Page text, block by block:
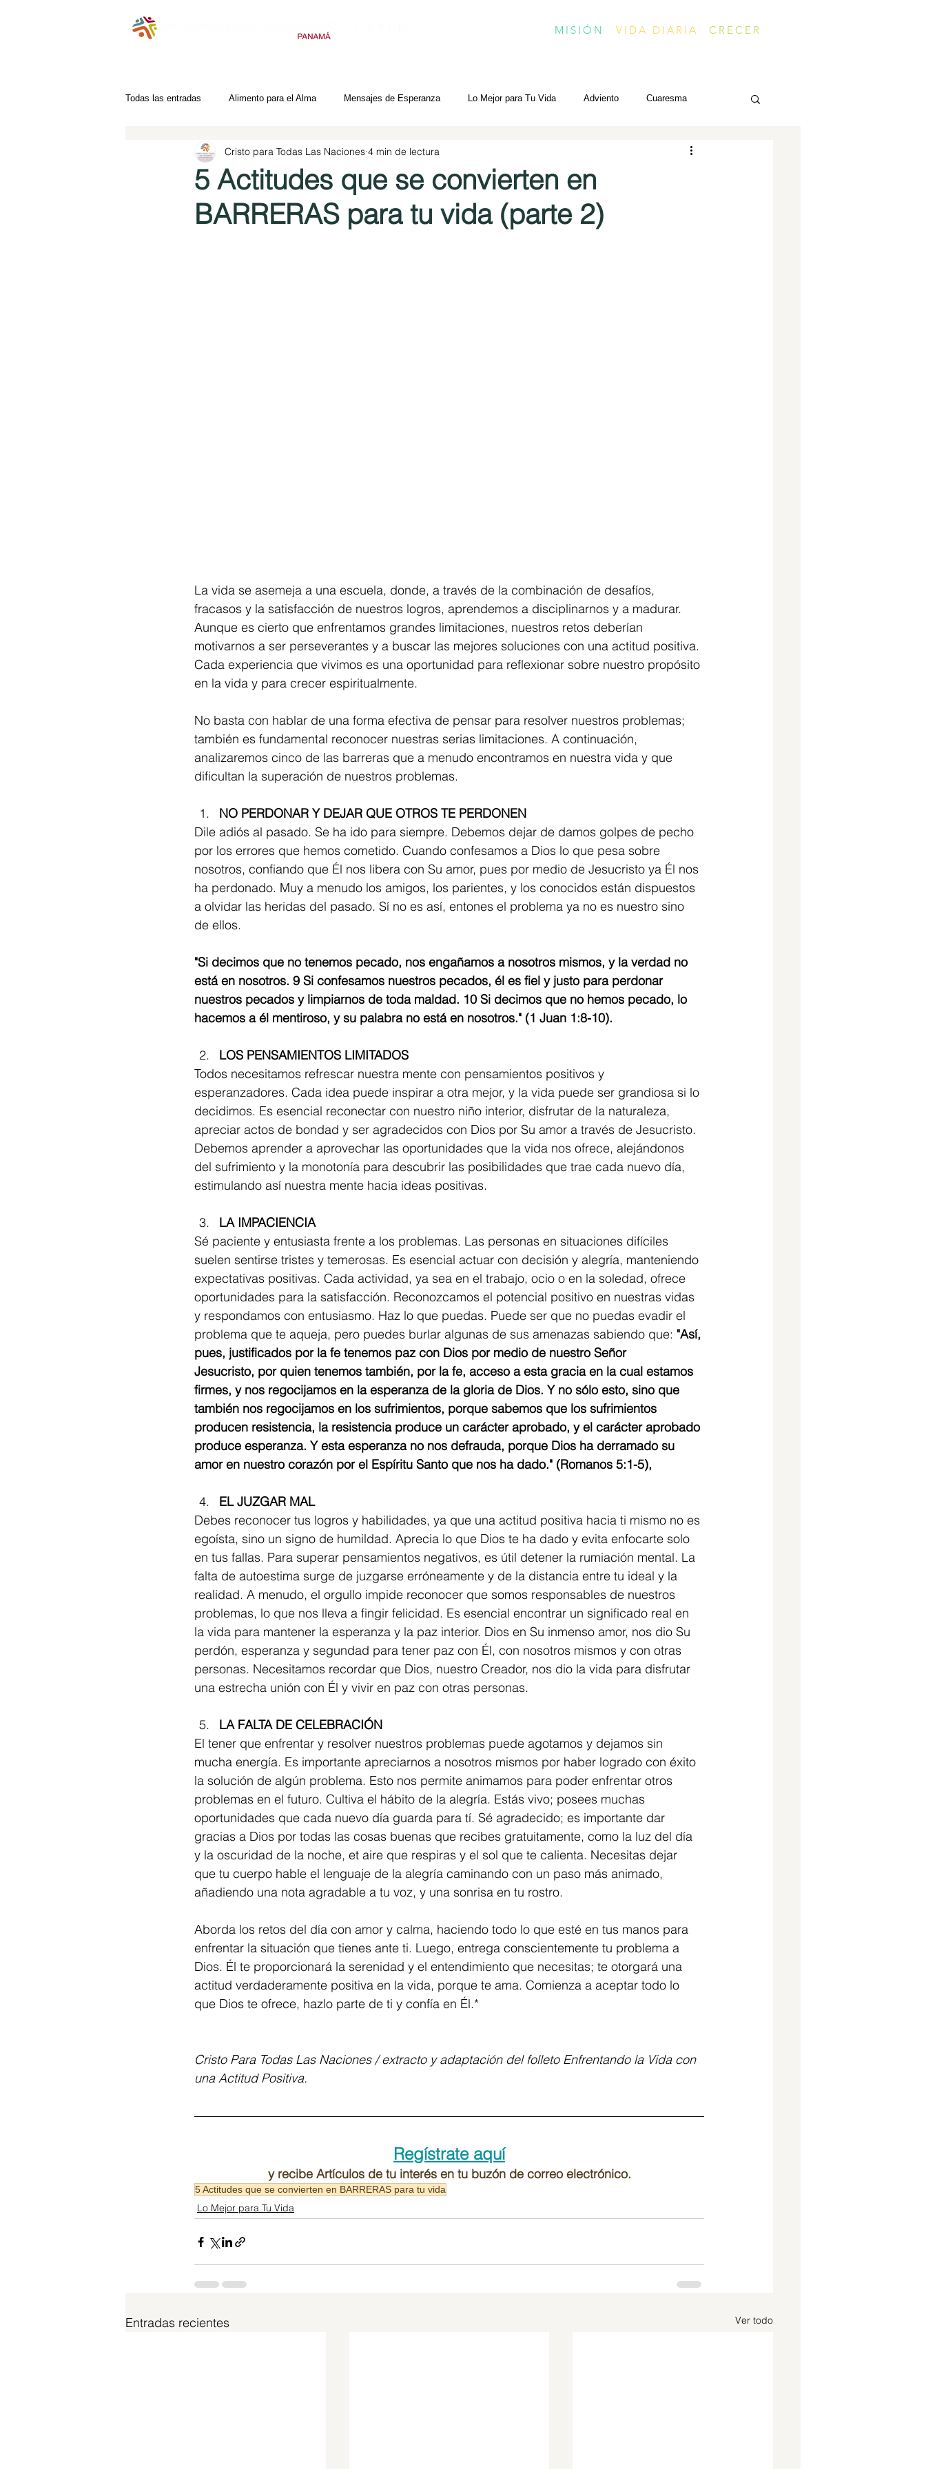
MISIÓN VIDA DIARIA CRECER
Todas las entradas Alimento para el Alma Mensajes de Esperanza Lo Mejor para Tu Vida Adviento Cuaresma
5 Actitudes que se convierten en
BARRERAS para tu vida (parte 2)
Cristo para Todas Las Naciones 4 min de lectura
La vida se asemeja a una escuela, donde, a través de la combinación de desafíos,
fracasos y la satisfacción de nuestros logros, aprendemos a disciplinarnos y a madurar.
Aunque es cierto que enfrentamos grandes limitaciones, nuestros retos deberían
motivarnos a ser perseverantes y a buscar las mejores soluciones con una actitud positiva.
Cada experiencia que vivimos es una oportunidad para reflexionar sobre nuestro propósito
en la vida y para crecer espiritualmente.
No basta con hablar de una forma efectiva de pensar para resolver nuestros problemas;
también es fundamental reconocer nuestras serias limitaciones. A continuación,
analizaremos cinco de las barreras que a menudo encontramos en nuestra vida y que
dificultan la superación de nuestros problemas.
NO PERDONAR Y DEJAR QUE OTROS TE PERDONEN
Dile adiós al pasado. Se ha ido para siempre. Debemos dejar de damos golpes de pecho
por los errores que hemos cometido. Cuando confesamos a Dios lo que pesa sobre
nosotros, confiando que Él nos libera con Su amor, pues por medio de Jesucristo ya Él nos
ha perdonado. Muy a menudo los amigos, los parientes, y los conocidos están dispuestos
a olvidar las heridas del pasado. Sí no es así, entones el problema ya no es nuestro sino
de ellos.
"Si decimos que no tenemos pecado, nos engañamos a nosotros mismos, y la verdad no
está en nosotros. 9 Si confesamos nuestros pecados, él es fiel y justo para perdonar
nuestros pecados y limpiarnos de toda maldad. 10 Si decimos que no hemos pecado, lo
hacemos a él mentiroso, y su palabra no está en nosotros." (1 Juan 1:8-10).
LOS PENSAMIENTOS LIMITADOS
Todos necesitamos refrescar nuestra mente con pensamientos positivos y
esperanzadores. Cada idea puede inspirar a otra mejor, y la vida puede ser grandiosa si lo
decidimos. Es esencial reconectar con nuestro niño interior, disfrutar de la naturaleza,
apreciar actos de bondad y ser agradecidos con Dios por Su amor a través de Jesucristo.
Debemos aprender a aprovechar las oportunidades que la vida nos ofrece, alejándonos
del sufrimiento y la monotonía para descubrir las posibilidades que trae cada nuevo día,
estimulando así nuestra mente hacia ideas positivas.
LA IMPACIENCIA
Sé paciente y entusiasta frente a los problemas. Las personas en situaciones difíciles
suelen sentirse tristes y temerosas. Es esencial actuar con decisión y alegría, manteniendo
expectativas positivas. Cada actividad, ya sea en el trabajo, ocio o en la soledad, ofrece
oportunidades para la satisfacción. Reconozcamos el potencial positivo en nuestras vidas
y respondamos con entusiasmo. Haz lo que puedas. Puede ser que no puedas evadir el
problema que te aqueja, pero puedes burlar algunas de sus amenazas sabiendo que: "Así,
pues, justificados por la fe tenemos paz con Dios por medio de nuestro Señor
Jesucristo, por quien tenemos también, por la fe, acceso a esta gracia en la cual estamos
firmes, y nos regocijamos en la esperanza de la gloria de Dios. Y no sólo esto, sino que
también nos regocijamos en los sufrimientos, porque sabemos que los sufrimientos
producen resistencia, la resistencia produce un carácter aprobado, y el carácter aprobado
produce esperanza. Y esta esperanza no nos defrauda, porque Dios ha derramado su
amor en nuestro corazón por el Espíritu Santo que nos ha dado." (Romanos 5:1-5),
EL JUZGAR MAL
Debes reconocer tus logros y habilidades, ya que una actitud positiva hacia ti mismo no es
egoísta, sino un signo de humildad. Aprecia lo que Dios te ha dado y evita enfocarte solo
en tus fallas. Para superar pensamientos negativos, es útil detener la rumiación mental. La
falta de autoestima surge de juzgarse erróneamente y de la distancia entre tu ideal y la
realidad. A menudo, el orgullo impide reconocer que somos responsables de nuestros
problemas, lo que nos lleva a fingir felicidad. Es esencial encontrar un significado real en
la vida para mantener la esperanza y la paz interior. Dios en Su inmenso amor, nos dio Su
perdón, esperanza y segundad para tener paz con Él, con nosotros mismos y con otras
personas. Necesitamos recordar que Dios, nuestro Creador, nos dio la vida para disfrutar
una estrecha unión con Él y vivir en paz con otras personas.
LA FALTA DE CELEBRACIÓN
El tener que enfrentar y resolver nuestros problemas puede agotamos y dejamos sin
mucha energía. Es importante apreciarnos a nosotros mismos por haber logrado con éxito
la solución de algún problema. Esto nos permite animamos para poder enfrentar otros
problemas en el futuro. Cultiva el hábito de la alegría. Estás vivo; posees muchas
oportunidades que cada nuevo día guarda para tí. Sé agradecido; es importante dar
gracias a Dios por todas las cosas buenas que recibes gratuitamente, como la luz del día
y la oscuridad de la noche, et aire que respiras y el sol que te calienta. Necesitas dejar
que tu cuerpo hable el lenguaje de la alegría caminando con un paso más animado,
añadiendo una nota agradable a tu voz, y una sonrisa en tu rostro.
Aborda los retos del día con amor y calma, haciendo todo lo que esté en tus manos para
enfrentar la situación que tienes ante ti. Luego, entrega conscientemente tu problema a
Dios. Él te proporcionará la serenidad y el entendimiento que necesitas; te otorgará una
actitud verdaderamente positiva en la vida, porque te ama. Comienza a aceptar todo lo
que Dios te ofrece, hazlo parte de ti y confía en Él.*
Cristo Para Todas Las Naciones / extracto y adaptación del folleto Enfrentando la Vida con
una Actitud Positiva.
Regístrate aquí
y recibe Artículos de tu interés en tu buzón de correo electrónico.
5 Actitudes que se convierten en BARRERAS para tu vida
Lo Mejor para Tu Vida
Entradas recientes Ver todo